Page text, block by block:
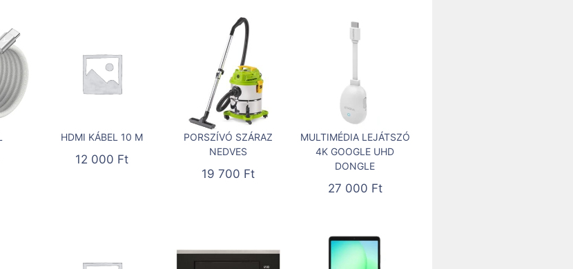
HDMI KÁBEL 10 M
12 000 Ft
PORSZÍVÓ SZÁRAZ
NEDVES
19 700 Ft
MULTIMÉDIA LEJÁTSZÓ
4K GOOGLE UHD
DONGLE
27 000 Ft